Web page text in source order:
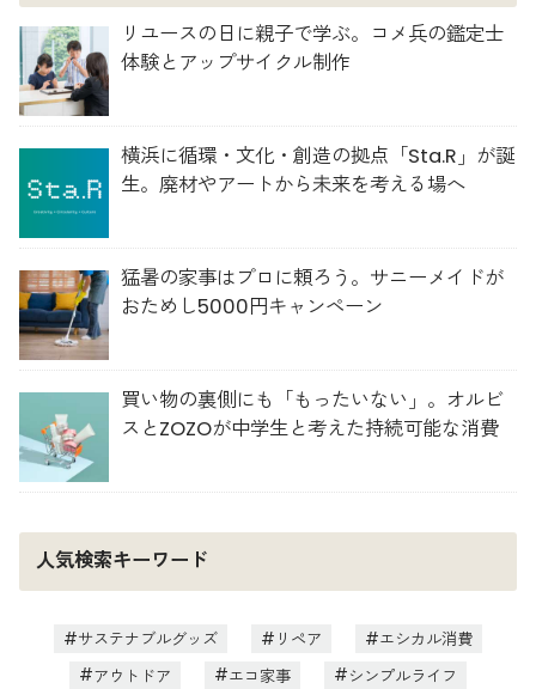
リユースの日に親子で学ぶ。コメ兵の鑑定士
体験とアップサイクル制作
横浜に循環・文化・創造の拠点「Sta.R」が誕
生。廃材やアートから未来を考える場へ
猛暑の家事はプロに頼ろう。サニーメイドが
おためし5000円キャンペーン
買い物の裏側にも「もったいない」。オルビ
スとZOZOが中学生と考えた持続可能な消費
人気検索キーワード
サステナブルグッズ リペア
エシカル消費
アウトドア
エコ家事
シンプルライフ